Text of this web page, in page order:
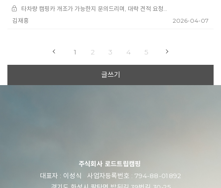
타차량 캠핑카 개조가 가능한지 문의드리며, 대략 견적 요청드립니다.
김재흥
2026-04-07
1 2 3 4 5
글쓰기
주식회사 로드트립캠핑
대표자 : 이성식 사업자등록번호 : 794-88-01892